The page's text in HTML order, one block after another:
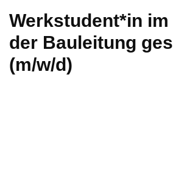
Werkstudent*in
der Bauleitung
(m/w/d)